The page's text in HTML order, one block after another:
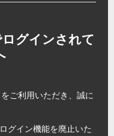
グインされて
ご利用いただき、誠に
グイン機能を廃止いた